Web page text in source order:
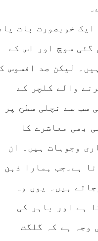
ایک خوبصورت بات
گئی سوچ اور اس کے
لیکن صد افسوس
والے کلچر کے
سب سے نچلی سطح پر
بھی معاشرے کا
وجوہات ہیں۔ ان
ہے۔جب ہمارا ذہن
ہیں۔ یوں وہ
ہے اور باہر کی
وجہ ہے کہ گلگت